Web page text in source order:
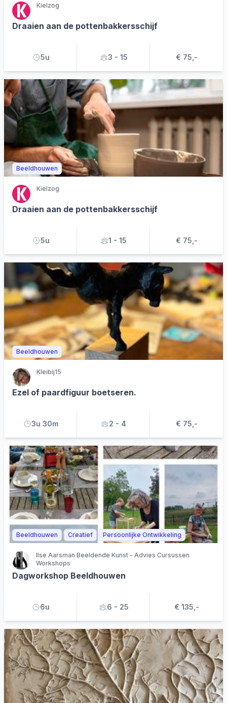
Kielzog
Draaien aan de pottenbakkersschijf
5u 3 - 15 € 75,-
Beeldhouwen
Kielzog
Draaien aan de pottenbakkersschijf
5u 1 - 15 € 75,-
Beeldhouwen
Kleibij15
Ezel of paardfiguur boetseren.
3u 30m 2 - 4 € 75,-
Beeldhouwen Creatief Persoonlijke Ontwikkeling
Ilse Aarsman Beeldende Kunst - Advies Cursussen
Workshops
Dagworkshop Beeldhouwen
6u 6 - 25 € 135,-